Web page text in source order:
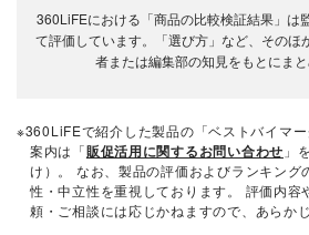
360LiFEにおける「商品の比較検証結果」は
て評価しています。「選び方」など、そのほ
者または編集部の知見をもとにまと
※360LiFEで紹介した製品の「ベストバイマ
案内は「販促活用に関するお問い合わせ 」
け）。 なお、製品の評価およびランキング
性・中立性を重視しております。 評価内容
頼・ご相談には応じかねますので、あらか